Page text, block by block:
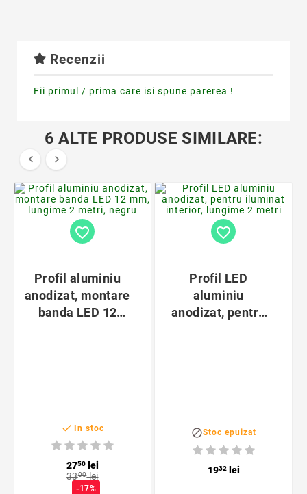
Recenzii
Fii primul / prima care isi spune parerea !
6 ALTE PRODUSE SIMILARE:
 
favorite_border
Profil aluminiu
anodizat, montare
banda LED 12
 In stoc
2750lei
3300lei
-17%
favorite_border
Profil LED
aluminiu
anodizat, pentru
Stoc epuizat
1932lei